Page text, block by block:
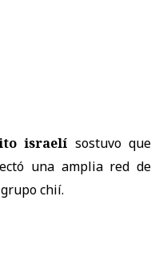
israelí sostuvo que
una amplia red de
chií.